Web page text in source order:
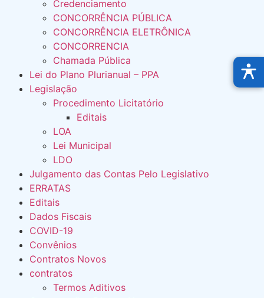
Credenciamento
CONCORRÊNCIA PÚBLICA
CONCORRÊNCIA ELETRÔNICA
CONCORRENCIA
Chamada Pública
Lei do Plano Plurianual – PPA
Legislação
Procedimento Licitatório
Editais
LOA
Lei Municipal
LDO
Julgamento das Contas Pelo Legislativo
ERRATAS
Editais
Dados Fiscais
COVID-19
Convênios
Contratos Novos
contratos
Termos Aditivos